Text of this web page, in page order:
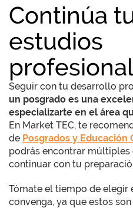
Continúa
estudios
Seguir con tu desarrollo
un posgrado es una
especializarte en el área
En Market TEC, te
de Posgrados y Educación
podrás encontrar múltiples
continuar con tu
Tómate el tiempo de elegir
convenga, ya que estos son